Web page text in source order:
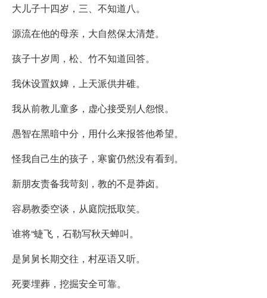
大儿子十四岁，三、不知道八。
源流在他的母亲，大自然保太清楚。
孩子十岁周，松、竹不知道回答。
我休设置奴婢，上天派供井碓。
我从前教儿童多，虚心接受别人怨恨。
愚智在黑暗中分，用什么来报答他希望。
怪我自己生的孩子，寒窗仍然没有看到。
新朋友责备我苛刻，教的不是莽卤。
容易教委空谈，从庭院抵取笑。
谁将“蜨飞，石勒写秋天蝉叫。
是舅舅长期交往，村巫语又听。
死要埋葬，挖掘安全可靠。